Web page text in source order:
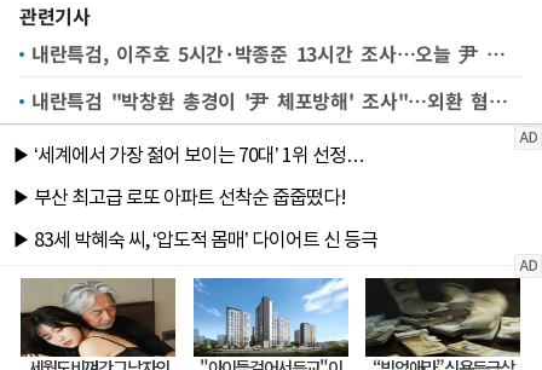
관련기사
내란특검, 이주호 5시간·박종준 13시간 조사…오늘 尹 조사(종합)
내란특검 "박창환 총경이 '尹 체포방해' 조사"…외환 혐의 수사도 속도